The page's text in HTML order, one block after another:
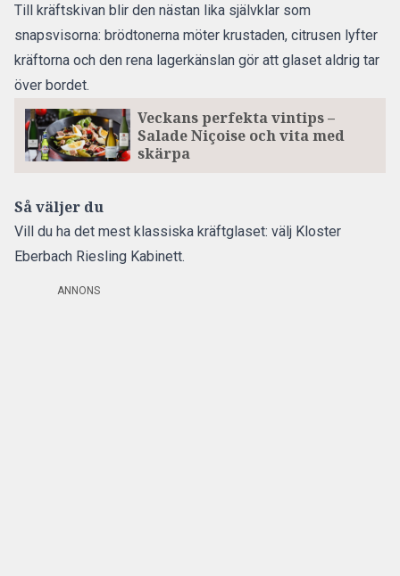
Till kräftskivan blir den nästan lika självklar som
snapsvisorna: brödtonerna möter krustaden, citrusen lyfter
kräftorna och den rena lagerkänslan gör att glaset aldrig tar
över bordet.
Veckans perfekta vintips –
Salade Niçoise och vita med
skärpa
Så väljer du
Vill du ha det mest klassiska kräftglaset: välj Kloster
Eberbach Riesling Kabinett.
ANNONS